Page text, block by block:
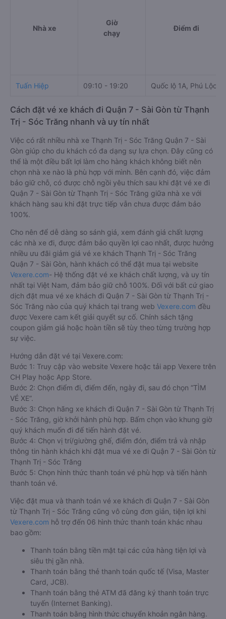
Nhà xe
Giờ
chạy
Điểm đi
Tuấn Hiệp 09:10 - 19:20 Quốc lộ 1A, Phú Lộc
Cách đặt vé xe khách đi Quận 7 - Sài Gòn từ Thạnh
Trị - Sóc Trăng nhanh và uy tín nhất
Việc có rất nhiều nhà xe Thạnh Trị - Sóc Trăng Quận 7 - Sài
Gòn giúp cho du khách có đa dạng sự lựa chọn. Đây cũng có
thể là một điều bất lợi làm cho hàng khách không biết nên
chọn nhà xe nào là phù hợp với mình. Bên cạnh đó, việc đảm
bảo giữ chỗ, có được chỗ ngồi yêu thích sau khi đặt vé xe đi
Quận 7 - Sài Gòn từ Thạnh Trị - Sóc Trăng giữa nhà xe với
khách hàng sau khi đặt trực tiếp vẫn chưa được đảm bảo
100%.
Cho nên để dễ dàng so sánh giá, xem đánh giá chất lượng
các nhà xe đi, được đảm bảo quyền lợi cao nhất, được hưởng
nhiều ưu đãi giảm giá vé xe khách Thạnh Trị - Sóc Trăng
Quận 7 - Sài Gòn, hành khách có thể đặt mua tại website
Vexere.com- Hệ thống đặt vé xe khách chất lượng, và uy tín
nhất tại Việt Nam, đảm bảo giữ chỗ 100%. Đối với bất cứ giao
dịch đặt mua vé xe khách đi Quận 7 - Sài Gòn từ Thạnh Trị -
Sóc Trăng nào của quý khách tại trang web Vexere.com đều
được Vexere cam kết giải quyết sự cố. Chính sách tặng
coupon giảm giá hoặc hoàn tiền sẽ tùy theo từng trường hợp
sự việc.
Hướng dẫn đặt vé tại Vexere.com:
Bước 1: Truy cập vào website Vexere hoặc tải app Vexere trên
CH Play hoặc App Store.
Bước 2: Chọn điểm đi, điểm đến, ngày đi, sau đó chọn “TÌM
VÉ XE”.
Bước 3: Chọn hãng xe khách đi Quận 7 - Sài Gòn từ Thạnh Trị
- Sóc Trăng, giờ khởi hành phù hợp. Bấm chọn vào khung giờ
quý khách muốn đi để tiến hành đặt vé.
Bước 4: Chọn vị trí/giường ghế, điểm đón, điểm trả và nhập
thông tin hành khách khi đặt mua vé xe đi Quận 7 - Sài Gòn từ
Thạnh Trị - Sóc Trăng
Bước 5: Chọn hình thức thanh toán vé phù hợp và tiến hành
thanh toán vé.
Việc đặt mua và thanh toán vé xe khách đi Quận 7 - Sài Gòn
từ Thạnh Trị - Sóc Trăng cũng vô cùng đơn giản, tiện lợi khi
Vexere.com hỗ trợ đến 06 hình thức thanh toán khác nhau
bao gồm:
Thanh toán bằng tiền mặt tại các cửa hàng tiện lợi và
siêu thị gần nhà.
Thanh toán bằng thẻ thanh toán quốc tế (Visa, Master
Card, JCB).
Thanh toán bằng thẻ ATM đã đăng ký thanh toán trực
tuyến (Internet Banking).
Thanh toán bằng hình thức chuyển khoản ngân hàng.